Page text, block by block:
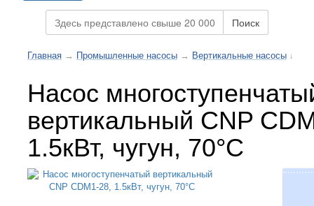
Поиск
Главная → Промышленные насосы → Вертикальные насосы ↓
Насос
вертикальный CNP
1.5кВт, чугун, 70°С